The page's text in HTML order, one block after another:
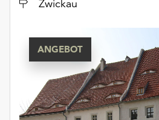
über
Schaltfläche
„Auswählen“.
Weitere
Informationen
finden
Sie
Zwickau
ANGEBOT